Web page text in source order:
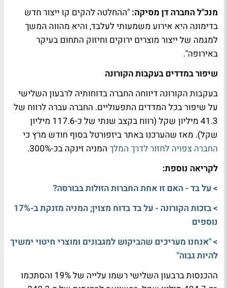
מנכ"ל החברה דן מסיקה: "ההחלטה להקים קו ייצור חדש
בדימונה היא אירוע משמעותי לעלבד, והיא מהווה המשך
למגמה של ייצור מוצרים ירוקים וחיזוק התחום בעיקר
באירופה".
שיפור במדדים בעקבות הקורונה
בעקבות הקורונה דיווחה החברה בדוחותיה לרבעון השלישי
על שיפור בכל המדדים התפעוליים. החברה עברה לרווח של
41.3 מיליון שקל (רווח בקצב שנתי של כ-117.6 מיליון
שקל). מאז שהערכנו באתר ביזפורטל בסוף חודש מרץ כי
החברה צפויה לחזור לדרך המלך המניה זינקה בכ-300%.
לקריאה נוספת:
> על בד - האם זו אחת החברות הזולות בבורסה?
> בזכות הקורונה - על בד בדוח מצוין; המניה מזנקת ב-17%
נוספים
> "אנחנו מעריכים שהביקוש למגבונים ומוצרי חיטוי ימשיך
להיות גבוה"
ההכנסות ברבעון השלישי רשמו עלייה של 19% והסתכמו